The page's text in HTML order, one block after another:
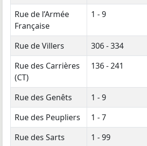
Rue de l’Armée
Française
1 - 9
Rue de Villers 306 - 334
Rue des Carrières
(CT)
136 - 241
Rue des Genêts 1 - 9
Rue des Peupliers
1 - 7
Rue des Sarts
1 - 99